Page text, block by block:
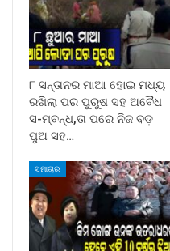
୮ ସନ୍ତାନର ମାଆ ହୋଇ ମଧ୍ୟ
ରଖିଲା ପର ପୁରୁଷ ସହ ଅବୈଧ
ସ-ମ୍ବନ୍ଧ,ତା ପରେ ନିଜ ବଡ଼
ପୁଅ ସହ…
ସମାଚାର